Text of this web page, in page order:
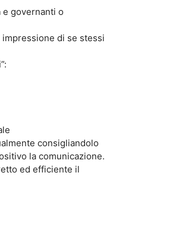
governanti o
di se stessi
consigliandolo
la comunicazione.
ed efficiente il